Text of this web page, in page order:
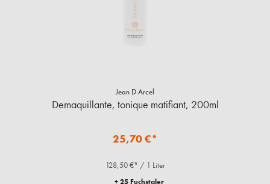
Jean D Arcel
Demaquillante, tonique matifiant, 200ml
25,70 €*
128,50 €* / 1 Liter
+ 25 Fuchstaler